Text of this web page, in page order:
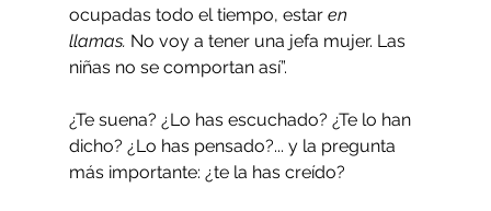
ocupadas todo el tiempo, estar en
llamas. No voy a tener una jefa mujer. Las
niñas no se comportan así”.
¿Te suena? ¿Lo has escuchado? ¿Te lo han
dicho? ¿Lo has pensado?... y la pregunta
más importante: ¿te la has creído?